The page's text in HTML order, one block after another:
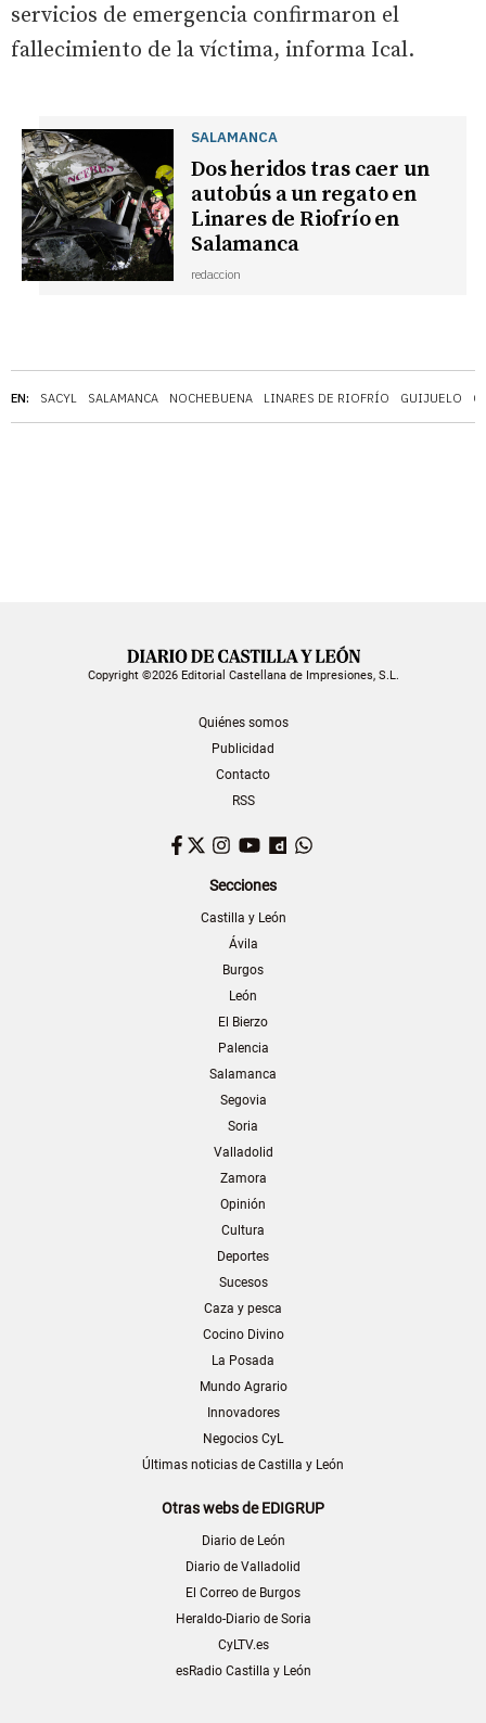
EN: SACYL SALAMANCA NOCHEBUENA LINARES DE RIOFRÍO GUIJUELO
servicios de emergencia confirmaron el
fallecimiento de la víctima, informa Ical.
SALAMANCA
Dos heridos tras caer un
autobús a un regato en
Linares de Riofrío en
Salamanca
redaccion
Copyright ©2026 Editorial Castellana de Impresiones, S.L.
Quiénes somos
Publicidad
Contacto
RSS
Facebook
TwitterInstagram
YouTubeDailymotion
Secciones
Castilla y León
Ávila
Burgos
León
El Bierzo
Palencia
Salamanca
Segovia
Soria
Valladolid
Zamora
Opinión
Cultura
Deportes
Sucesos
Caza y pesca
Cocino Divino
La Posada
Mundo Agrario
Innovadores
Negocios CyL
Últimas noticias de Castilla y León
Otras webs de EDIGRUP
Diario de León
Diario de Valladolid
El Correo de Burgos
Heraldo-Diario de Soria
CyLTV.es
esRadio Castilla y León